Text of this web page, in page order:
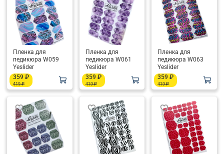
Пленка для
педикюра W059
Yeslider
359 ₽
419 ₽
Пленка для
педикюра W061
Yeslider
359 ₽
419 ₽
Пленка для
педикюра W063
Yeslider
359 ₽
419 ₽